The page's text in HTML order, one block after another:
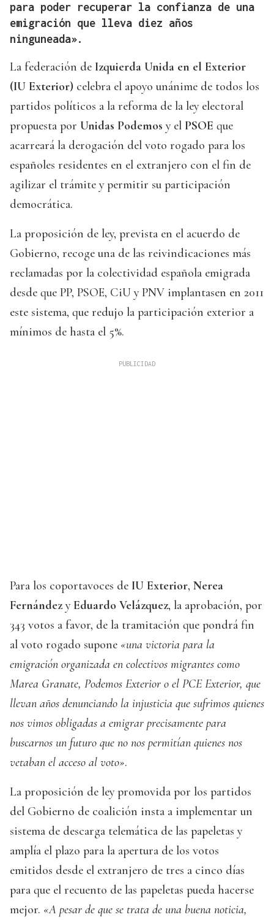
para poder recuperar la confianza de una
emigración que lleva diez años
ninguneada».
La federación de Izquierda Unida en el Exterior
(IU Exterior) celebra el apoyo unánime de todos los
partidos políticos a la reforma de la ley electoral
propuesta por Unidas Podemos y el PSOE que
acarreará la derogación del voto rogado para los
españoles residentes en el extranjero con el fin de
agilizar el trámite y permitir su participación
democrática.
La proposición de ley, prevista en el acuerdo de
Gobierno, recoge una de las reivindicaciones más
reclamadas por la colectividad española emigrada
desde que PP, PSOE, CiU y PNV implantasen en 2011
este sistema, que redujo la participación exterior a
mínimos de hasta el 5%.
Para los coportavoces de IU Exterior, Nerea
Fernández yEduardo Velázquez, la aprobación, por
343 votos a favor, de la tramitación que pondrá fin
al voto rogado supone «una victoria para la
emigración organizada en colectivos migrantes como
Marea Granate, Podemos Exterior o el PCE Exterior, que
llevan años denunciando la injusticia que sufrimos quienes
nos vimos obligadas a emigrar precisamente para
buscarnos un futuro que no nos permitían quienes nos
vetaban el acceso al voto».
La proposición de ley promovida por los partidos
del Gobierno de coalición insta a implementar un
sistema de descarga telemática de las papeletas y
amplía el plazo para la apertura de los votos
emitidos desde el extranjero de tres a cinco días
para que el recuento de las papeletas pueda hacerse
mejor. «A pesar de que se trata de una buena noticia,